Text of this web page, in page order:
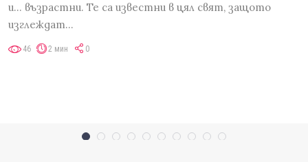
и... възрастни. Те са известни в цял свят, защото
изглеждат…
46 2 мин 0